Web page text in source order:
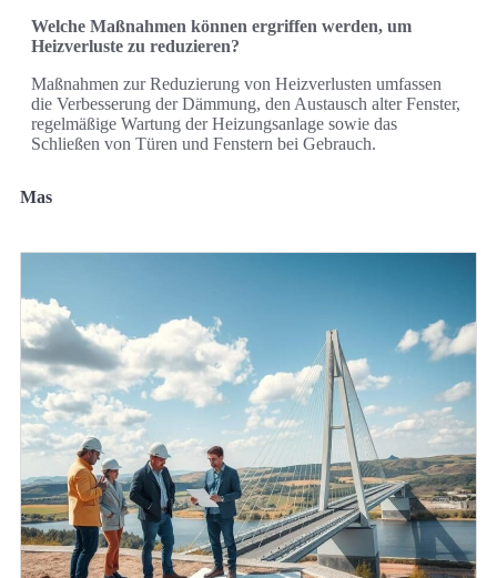
Welche Maßnahmen können ergriffen werden, um
Heizverluste zu reduzieren?
Maßnahmen zur Reduzierung von Heizverlusten umfassen
die Verbesserung der Dämmung, den Austausch alter Fenster,
regelmäßige Wartung der Heizungsanlage sowie das
Schließen von Türen und Fenstern bei Gebrauch.
Mas